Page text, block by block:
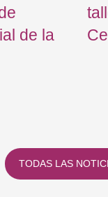
de la
TODAS LAS